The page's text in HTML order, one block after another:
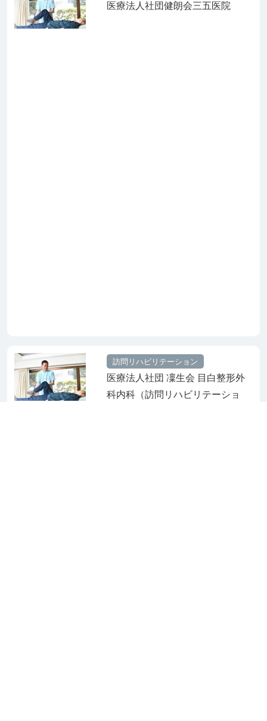
医療法人社団健朗会三五医院
訪問リハビリテーション
医療法人社団 凜生会 目白整形外
科内科（訪問リハビリテーショ